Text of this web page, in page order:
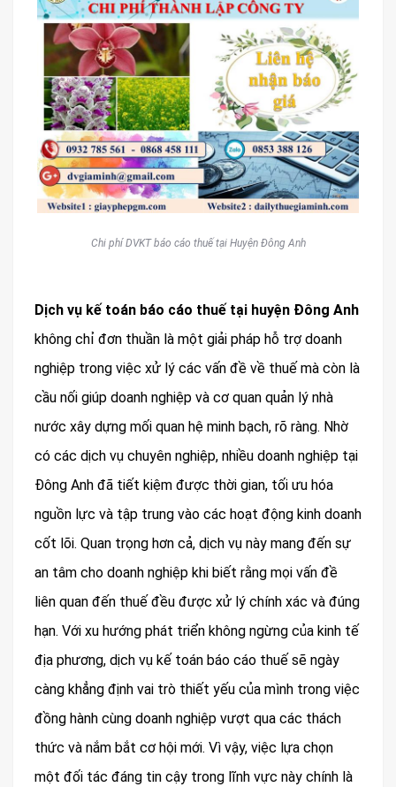
Chi phí DVKT báo cáo thuế tại Huyện Đông Anh
Dịch vụ kế toán báo cáo thuế tại huyện Đông Anh
không chỉ đơn thuần là một giải pháp hỗ trợ doanh
nghiệp trong việc xử lý các vấn đề về thuế mà còn là
cầu nối giúp doanh nghiệp và cơ quan quản lý nhà
nước xây dựng mối quan hệ minh bạch, rõ ràng. Nhờ
có các dịch vụ chuyên nghiệp, nhiều doanh nghiệp tại
Đông Anh đã tiết kiệm được thời gian, tối ưu hóa
nguồn lực và tập trung vào các hoạt động kinh doanh
cốt lõi. Quan trọng hơn cả, dịch vụ này mang đến sự
an tâm cho doanh nghiệp khi biết rằng mọi vấn đề
liên quan đến thuế đều được xử lý chính xác và đúng
hạn. Với xu hướng phát triển không ngừng của kinh tế
địa phương, dịch vụ kế toán báo cáo thuế sẽ ngày
càng khẳng định vai trò thiết yếu của mình trong việc
đồng hành cùng doanh nghiệp vượt qua các thách
thức và nắm bắt cơ hội mới. Vì vậy, việc lựa chọn
một đối tác đáng tin cậy trong lĩnh vực này chính là